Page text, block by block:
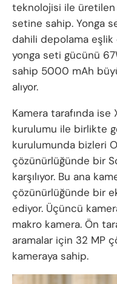
teknolojisi ile üretilen
setine sahip. Yonga
dahili depolama eşlik
yonga seti gücünü
sahip 5000 mAh
alıyor.
Kamera tarafında ise
kurulumu ile birlikte
kurulumunda bizleri
çözünürlüğünde bir
karşılıyor. Bu ana
çözünürlüğünde bir
ediyor. Üçüncü
makro kamera. Ön
aramalar için 32 MP
kameraya sahip.